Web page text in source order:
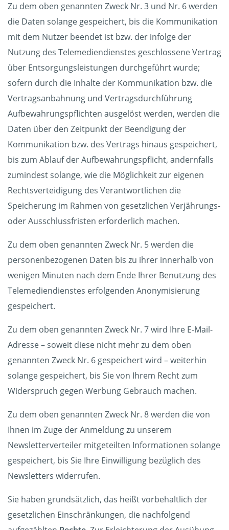
Zu dem oben genannten Zweck Nr. 3 und Nr. 6 werden
die Daten solange gespeichert, bis die Kommunikation
mit dem Nutzer beendet ist bzw. der infolge der
Nutzung des Telemediendienstes geschlossene Vertrag
über Entsorgungsleistungen durchgeführt wurde;
sofern durch die Inhalte der Kommunikation bzw. die
Vertragsanbahnung und Vertragsdurchführung
Aufbewahrungspflichten ausgelöst werden, werden die
Daten über den Zeitpunkt der Beendigung der
Kommunikation bzw. des Vertrags hinaus gespeichert,
bis zum Ablauf der Aufbewahrungspflicht, andernfalls
zumindest solange, wie die Möglichkeit zur eigenen
Rechtsverteidigung des Verantwortlichen die
Speicherung im Rahmen von gesetzlichen Verjährungs-
oder Ausschlussfristen erforderlich machen.
Zu dem oben genannten Zweck Nr. 5 werden die
personenbezogenen Daten bis zu ihrer innerhalb von
wenigen Minuten nach dem Ende Ihrer Benutzung des
Telemediendienstes erfolgenden Anonymisierung
gespeichert.
Zu dem oben genannten Zweck Nr. 7 wird Ihre E-Mail-
Adresse – soweit diese nicht mehr zu dem oben
genannten Zweck Nr. 6 gespeichert wird – weiterhin
solange gespeichert, bis Sie von Ihrem Recht zum
Widerspruch gegen Werbung Gebrauch machen.
Zu dem oben genannten Zweck Nr. 8 werden die von
Ihnen im Zuge der Anmeldung zu unserem
Newsletterverteiler mitgeteilten Informationen solange
gespeichert, bis Sie Ihre Einwilligung bezüglich des
Newsletters widerrufen.
Sie haben grundsätzlich, das heißt vorbehaltlich der
gesetzlichen Einschränkungen, die nachfolgend